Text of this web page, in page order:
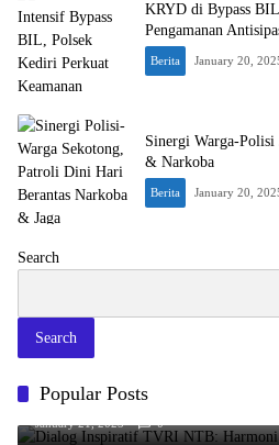
KRYD di Bypass
Pengamanan
Berita January 20,
Sinergi Warga-Polisi
& Narkoba
Berita January 20,
Search
Search
Popular Posts
Dialog Inspiratif TVRI NTB: Harmoni
January 21, 2025 0